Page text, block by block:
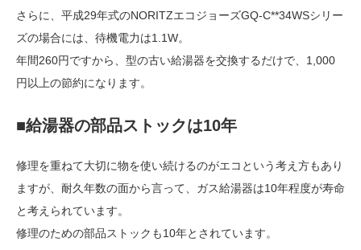
さらに、平成29年式のNORITZエコジョーズGQ-C**34WSシリー
ズの場合には、待機電力は1.1W。
年間260円ですから、型の古い給湯器を交換するだけで、1,000
円以上の節約になります。
■給湯器の部品ストックは10年
修理を重ねて大切に物を使い続けるのがエコという考え方もあり
ますが、耐久年数の面から言って、ガス給湯器は10年程度が寿命
と考えられています。
修理のための部品ストックも10年とされています。